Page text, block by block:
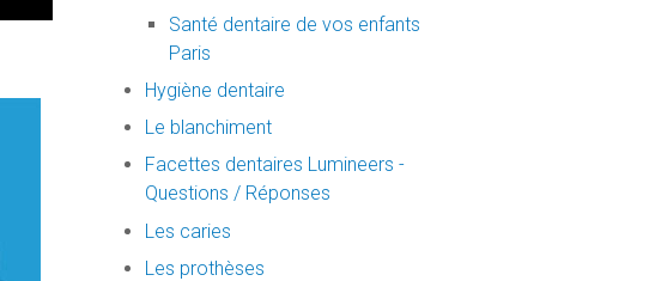
Santé dentaire de vos enfants
Paris
Hygiène dentaire
Le blanchiment
Facettes dentaires Lumineers -
Questions / Réponses
Les caries
Les prothèses